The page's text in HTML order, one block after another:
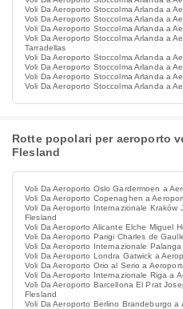
Voli Da Aeroporto Stoccolma Arlanda a
Voli Da Aeroporto Stoccolma Arlanda a
Voli Da Aeroporto Stoccolma Arlanda a
Voli Da Aeroporto Stoccolma Arlanda a
Tarradellas
Voli Da Aeroporto Stoccolma Arlanda a
Voli Da Aeroporto Stoccolma Arlanda a
Voli Da Aeroporto Stoccolma Arlanda a
Voli Da Aeroporto Stoccolma Arlanda a
Rotte popolari per aeroporto
Flesland
Voli Da Aeroporto Oslo Gardermoen a
Voli Da Aeroporto Copenaghen a
Voli Da Aeroporto Internazionale Kraków
Flesland
Voli Da Aeroporto Alicante Elche Miguel
Voli Da Aeroporto Parigi Charles de
Voli Da Aeroporto Internazionale
Voli Da Aeroporto Londra Gatwick a
Voli Da Aeroporto Orio al Serio a
Voli Da Aeroporto Internazionale Riga a
Voli Da Aeroporto Barcellona El Prat
Flesland
Voli Da Aeroporto Berlino Brandeburgo a